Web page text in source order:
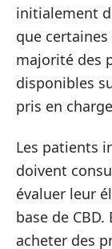
initialement
que
majorité des
disponibles
pris en
Les patients
doivent
évaluer leur
base de
acheter des